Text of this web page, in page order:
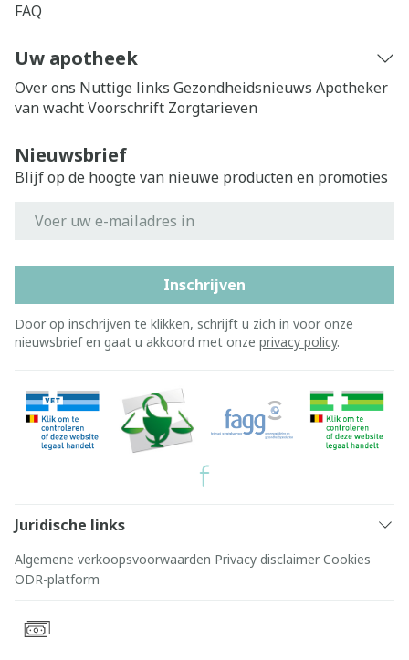
FAQ
Uw apotheek
Over ons Nuttige links Gezondheidsnieuws Apotheker
van wachtVoorschrift Zorgtarieven
Nieuwsbrief
Blijf op de hoogte van nieuwe producten en promoties
Inschrijven
Door op inschrijven te klikken, schrijft u zich in voor onze
nieuwsbrief en gaat u akkoord met onze privacy policy.
Juridische links
Algemene verkoopsvoorwaarden Privacy disclaimer Cookies
ODR-platform